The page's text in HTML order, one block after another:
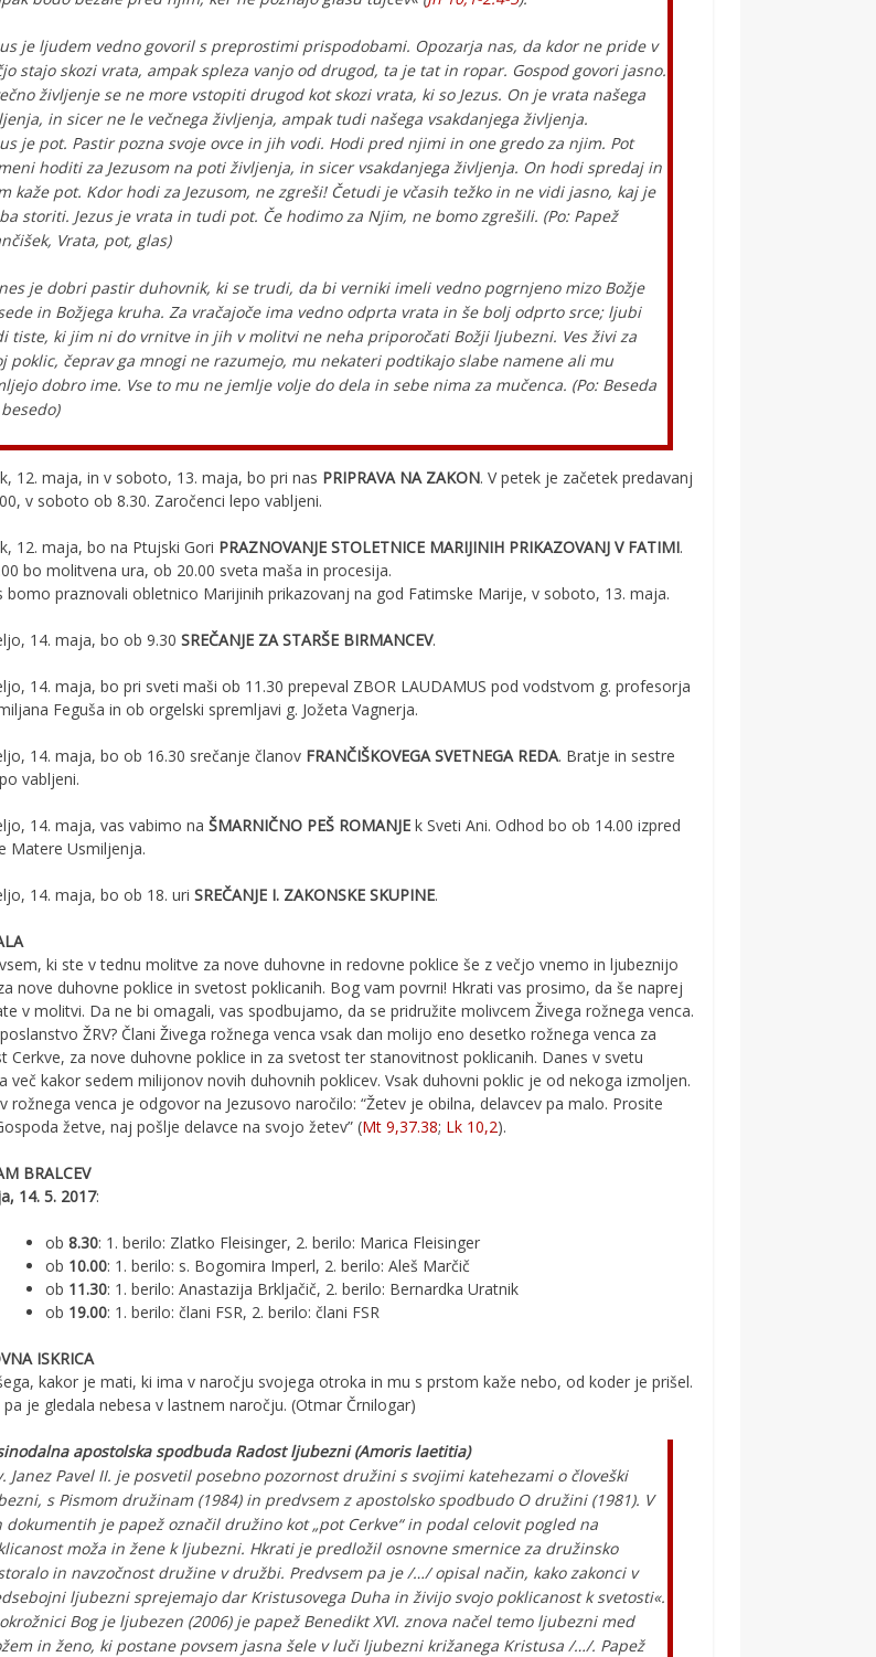
je ljudem vedno govoril s preprostimi prispodobami. Opozarja nas, da kdor ne pride v
stajo skozi vrata, ampak spleza vanjo od drugod, ta je tat in ropar. Gospod govori jasno.
življenje se ne more vstopiti drugod kot skozi vrata, ki so Jezus. On je vrata našega
in sicer ne le večnega življenja, ampak tudi našega vsakdanjega življenja.
je pot. Pastir pozna svoje ovce in jih vodi. Hodi pred njimi in one gredo za njim. Pot
hoditi za Jezusom na poti življenja, in sicer vsakdanjega življenja. On hodi spredaj in
kaže pot. Kdor hodi za Jezusom, ne zgreši! Četudi je včasih težko in ne vidi jasno, kaj je
storiti. Jezus je vrata in tudi pot. Če hodimo za Njim, ne bomo zgrešili. (Po: Papež
Vrata, pot, glas)
je dobri pastir duhovnik, ki se trudi, da bi verniki imeli vedno pogrnjeno mizo Božje
in Božjega kruha. Za vračajoče ima vedno odprta vrata in še bolj odprto srce; ljubi
tiste, ki jim ni do vrnitve in jih v molitvi ne neha priporočati Božji ljubezni. Ves živi za
poklic, čeprav ga mnogi ne razumejo, mu nekateri podtikajo slabe namene ali mu
dobro ime. Vse to mu ne jemlje volje do dela in sebe nima za mučenca. (Po: Beseda
12. maja, in v soboto, 13. maja, bo pri nas PRIPRAVA NA ZAKON. V petek je začetek predavanj
v soboto ob 8.30. Zaročenci lepo vabljeni.
12. maja, bo na Ptujski Gori PRAZNOVANJE STOLETNICE MARIJINIH PRIKAZOVANJ V FATIMI.
bo molitvena ura, ob 20.00 sveta maša in procesija.
bomo praznovali obletnico Marijinih prikazovanj na god Fatimske Marije, v soboto, 13. maja.
14. maja, bo ob 9.30 SREČANJE ZA STARŠE BIRMANCEV.
14. maja, bo pri sveti maši ob 11.30 prepeval ZBOR LAUDAMUS pod vodstvom g. profesorja
Feguša in ob orgelski spremljavi g. Jožeta Vagnerja.
14. maja, bo ob 16.30 srečanje članov FRANČIŠKOVEGA SVETNEGA REDA. Bratje in sestre
vabljeni.
14. maja, vas vabimo na ŠMARNIČNO PEŠ ROMANJE k Sveti Ani. Odhod bo ob 14.00 izpred
Matere Usmiljenja.
14. maja, bo ob 18. uri SREČANJE I. ZAKONSKE SKUPINE.
ki ste v tednu molitve za nove duhovne in redovne poklice še z večjo vnemo in ljubeznijo
nove duhovne poklice in svetost poklicanih. Bog vam povrni! Hkrati vas prosimo, da še naprej
v molitvi. Da ne bi omagali, vas spodbujamo, da se pridružite molivcem Živega rožnega venca.
ŽRV? Člani Živega rožnega venca vsak dan molijo eno desetko rožnega venca za
Cerkve, za nove duhovne poklice in za svetost ter stanovitnost poklicanih. Danes v svetu
več kakor sedem milijonov novih duhovnih poklicev. Vsak duhovni poklic je od nekoga izmoljen.
rožnega venca je odgovor na Jezusovo naročilo: “Žetev je obilna, delavcev pa malo. Prosite
žetve, naj pošlje delavce na svojo žetev” (Mt 9,37.38; Lk 10,2).
BRALCEV
14. 5. 2017:
ob 8.30: 1. berilo: Zlatko Fleisinger, 2. berilo: Marica Fleisinger
ob 10.00: 1. berilo: s. Bogomira Imperl, 2. berilo: Aleš Marčič
ob 11.30: 1. berilo: Anastazija Brkljačič, 2. berilo: Bernardka Uratnik
ob 19.00: 1. berilo: člani FSR, 2. berilo: člani FSR
ISKRICA
kakor je mati, ki ima v naročju svojega otroka in mu s prstom kaže nebo, od koder je prišel.
je gledala nebesa v lastnem naročju. (Otmar Črnilogar)
apostolska spodbuda Radost ljubezni (Amoris laetitia)
Janez Pavel II. je posvetil posebno pozornost družini s svojimi katehezami o človeški
s Pismom družinam (1984) in predvsem z apostolsko spodbudo O družini (1981). V
dokumentih je papež označil družino kot „pot Cerkve“ in podal celovit pogled na
moža in žene k ljubezni. Hkrati je predložil osnovne smernice za družinsko
in navzočnost družine v družbi. Predvsem pa je /…/ opisal način, kako zakonci v
ljubezni sprejemajo dar Kristusovega Duha in živijo svojo poklicanost k svetosti«.
Bog je ljubezen (2006) je papež Benedikt XVI. znova načel temo ljubezni med
in ženo, ki postane povsem jasna šele v luči ljubezni križanega Kristusa /…/. Papež